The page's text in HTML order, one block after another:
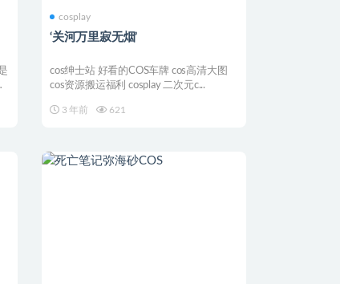
cosplay
‘关河万里寂无烟’
cos绅士站 好看的COS车牌 cos高清大图
cos资源搬运福利 cosplay 二次元c...
3 年前 621